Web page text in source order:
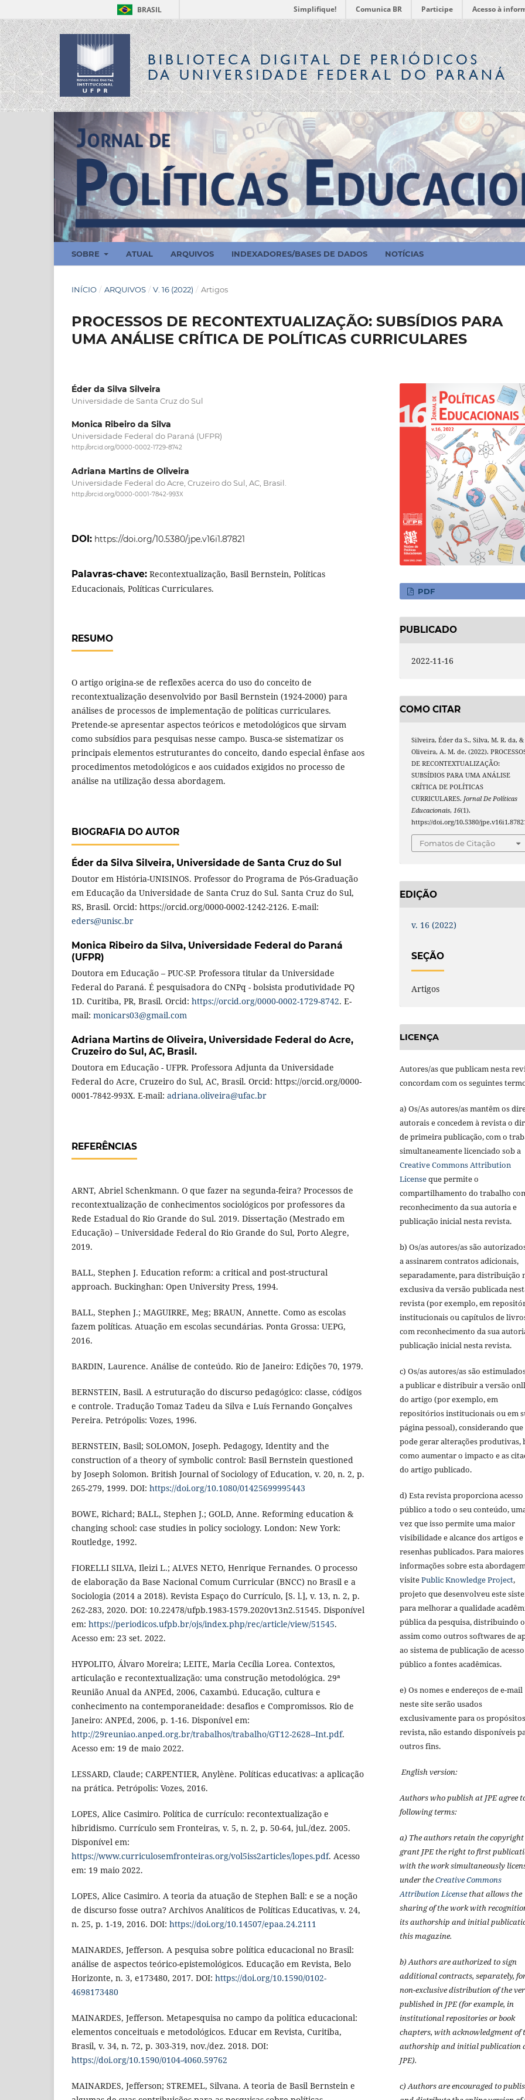
BRASIL Simplifique! Comunica BR Participe Acesso à
BIBLIOTECA DIGITALDE PERIÓDICOS
DA UNIVERSIDADE FEDERAL DO PARANÁ
SOBRE ATUAL ARQUIVOS INDEXADORES/BASES DE DADOS NOTÍCIAS
INÍCIO / ARQUIVOS / V. 16 (2022) / Artigos
PROCESSOS DE RECONTEXTUALIZAÇÃO: SUBSÍDIOS PARA
UMA ANÁLISE CRÍTICA DE POLÍTICAS CURRICULARES
Éder da Silva Silveira
Universidade de Santa Cruz do Sul
Monica Ribeiro da Silva
Universidade Federal do Paraná (UFPR)
http://orcid.org/0000-0002-1729-8742
Adriana Martins de Oliveira
Universidade Federal do Acre, Cruzeiro do Sul, AC, Brasil.
http://orcid.org/0000-0001-7842-993X
DOI: https://doi.org/10.5380/jpe.v16i1.87821
Palavras-chave: Recontextualização, Basil Bernstein, Políticas
Educacionais, Políticas Curriculares.
RESUMO
O artigo origina-se de reflexões acerca do uso do conceito de
recontextualização desenvolvido por Basil Bernstein (1924-2000) para
análises de processos de implementação de políticas curriculares.
Pretende-se apresentar aspectos teóricos e metodológicos que sirvam
como subsídios para pesquisas nesse campo. Busca-se sistematizar os
principais elementos estruturantes do conceito, dando especial ênfase aos
procedimentos metodológicos e aos cuidados exigidos no processo de
análise na utilização dessa abordagem.
BIOGRAFIA DO AUTOR
Éder da Silva Silveira, Universidade de Santa Cruz do Sul
Doutor em História-UNISINOS. Professor do Programa de Pós-Graduação
em Educação da Universidade de Santa Cruz do Sul. Santa Cruz do Sul,
RS, Brasil. Orcid: https://orcid.org/0000-0002-1242-2126. E-mail:
eders@unisc.br
Monica Ribeiro da Silva, Universidade Federal do Paraná
(UFPR)
Doutora em Educação – PUC-SP. Professora titular da Universidade
Federal do Paraná. É pesquisadora do CNPq - bolsista produtividade PQ
1D. Curitiba, PR, Brasil. Orcid: https://orcid.org/0000-0002-1729-8742. E-
mail: monicars03@gmail.com
Adriana Martins de Oliveira, Universidade Federal do Acre,
Cruzeiro do Sul, AC, Brasil.
Doutora em Educação - UFPR. Professora Adjunta da Universidade
Federal do Acre, Cruzeiro do Sul, AC, Brasil. Orcid: https://orcid.org/0000-
0001-7842-993X. E-mail: adriana.oliveira@ufac.br
REFERÊNCIAS
ARNT, Abriel Schenkmann. O que fazer na segunda-feira? Processos de
recontextualização de conhecimentos sociológicos por professores da
Rede Estadual do Rio Grande do Sul. 2019. Dissertação (Mestrado em
Educação) – Universidade Federal do Rio Grande do Sul, Porto Alegre,
2019.
BALL, Stephen J. Education reform: a critical and post-structural
approach. Buckinghan: Open University Press, 1994.
BALL, Stephen J.; MAGUIRRE, Meg; BRAUN, Annette. Como as escolas
fazem políticas. Atuação em escolas secundárias. Ponta Grossa: UEPG,
2016.
BARDIN, Laurence. Análise de conteúdo. Rio de Janeiro: Edições 70, 1979.
BERNSTEIN, Basil. A estruturação do discurso pedagógico: classe, códigos
e controle. Tradução Tomaz Tadeu da Silva e Luís Fernando Gonçalves
Pereira. Petrópolis: Vozes, 1996.
BERNSTEIN, Basil; SOLOMON, Joseph. Pedagogy, Identity and the
construction of a theory of symbolic control: Basil Bernstein questioned
by Joseph Solomon. British Journal of Sociology of Education, v. 20, n. 2, p.
265-279, 1999. DOI: https://doi.org/10.1080/01425699995443
BOWE, Richard; BALL, Stephen J.; GOLD, Anne. Reforming education &
changing school: case studies in policy sociology. London: New York:
Routledge, 1992.
FIORELLI SILVA, Ileizi L.; ALVES NETO, Henrique Fernandes. O processo
de elaboração da Base Nacional Comum Curricular (BNCC) no Brasil e a
Sociologia (2014 a 2018). Revista Espaço do Currículo, [S. l.], v. 13, n. 2, p.
262-283, 2020. DOI: 10.22478/ufpb.1983-1579.2020v13n2.51545. Disponível
em: https://periodicos.ufpb.br/ojs/index.php/rec/article/view/51545.
Acesso em: 23 set. 2022.
HYPOLITO, Álvaro Moreira; LEITE, Maria Cecília Lorea. Contextos,
articulação e recontextualização: uma construção metodológica. 29ª
Reunião Anual da ANPEd, 2006, Caxambú. Educação, cultura e
conhecimento na contemporaneidade: desafios e Compromissos. Rio de
Janeiro: ANPEd, 2006, p. 1-16. Disponível em:
http://29reuniao.anped.org.br/trabalhos/trabalho/GT12-2628--Int.pdf.
Acesso em: 19 de maio 2022.
LESSARD, Claude; CARPENTIER, Anylène. Políticas educativas: a aplicação
na prática. Petrópolis: Vozes, 2016.
LOPES, Alice Casimiro. Política de currículo: recontextualização e
hibridismo. Currículo sem Fronteiras, v. 5, n. 2, p. 50-64, jul./dez. 2005.
Disponível em:
https://www.curriculosemfronteiras.org/vol5iss2articles/lopes.pdf. Acesso
em: 19 maio 2022.
LOPES, Alice Casimiro. A teoria da atuação de Stephen Ball: e se a noção
de discurso fosse outra? Archivos Analíticos de Políticas Educativas, v. 24,
n. 25, p. 1-19, 2016. DOI: https://doi.org/10.14507/epaa.24.2111
MAINARDES, Jefferson. A pesquisa sobre política educacional no Brasil:
análise de aspectos teórico-epistemológicos. Educação em Revista, Belo
Horizonte, n. 3, e173480, 2017. DOI: https://doi.org/10.1590/0102-
4698173480
MAINARDES, Jefferson. Metapesquisa no campo da política educacional:
elementos conceituais e metodológicos. Educar em Revista, Curitiba,
Brasil, v. 34, n. 72, p. 303-319, nov./dez. 2018. DOI:
https://doi.org/10.1590/0104-4060.59762
MAINARDES, Jefferson; STREMEL, Silvana. A teoria de Basil Bernstein e
PDF
PUBLICADO
2022-11-16
COMO CITAR
Silveira, Éder da S., Silva, M. R. da, &
Oliveira, A. M. de. (2022).
DE RECONTEXTUALIZAÇÃO:
SUBSÍDIOS PARA UMA ANÁLISE
CRÍTICA DE POLÍTICAS
CURRICULARES.Jornal De Políticas
Educacionais,16(1).
https://doi.org/10.5380/
Fomatos de Citação
EDIÇÃO
v. 16 (2022)
SEÇÃO
Artigos
LICENÇA
Autores/as que publicam nesta
concordam com os seguintes
a) Os/As autores/as mantêm os
autorais e concedem à revista o
de primeira publicação, com o
simultaneamente licenciado sob a
Creative Commons Attribution
Licenseque permite o
compartilhamento do trabalho
reconhecimento da sua autoria e
publicação inicial nesta revista.
b) Os/as autores/as são
a assinarem contratos adicionais,
separadamente, para distribuição
exclusiva da versão publicada
revista (por exemplo, em
institucionais ou capítulos de
com reconhecimento da sua
publicação inicial nesta revista.
c) Os/as autores/as são
a publicar e distribuir a versão
do artigo (por exemplo, em
repositórios institucionais ou em
página pessoal), considerando que
pode gerar alterações produtivas,
como aumentar o impacto e as
do artigo publicado.
d) Esta revista proporciona acesso
público a todo o seu conteúdo,
vez que isso permite uma maior
visibilidade e alcance dos artigos e
resenhas publicados. Para maiores
informações sobre esta
visitePublic Knowledge Project,
projeto que desenvolveu este
para melhorar a qualidade
pública da pesquisa, distribuindo o
assim como outros softwares de
ao sistema de publicação de acesso
público a fontes acadêmicas.
e) Os nomes e endereços de e-mail
neste site serão usados
exclusivamente para os
revista, não estando disponíveis
outros fins.
English version:
Authors who publish at JPE agree
following terms:
a) The authors retain the
grant JPE the right to first
with the work simultaneously
under theCreative Commons
Attribution Licensethat allows the
sharing of the work with
its authorship and initial
this magazine.
b) Authors are authorized to sign
additional contracts, separately,
non-exclusive distribution of the
published in JPE (for example, in
institutional repositories or book
chapters, with acknowledgment of
authorship and initial publication
JPE).
c) Authors are encouraged to